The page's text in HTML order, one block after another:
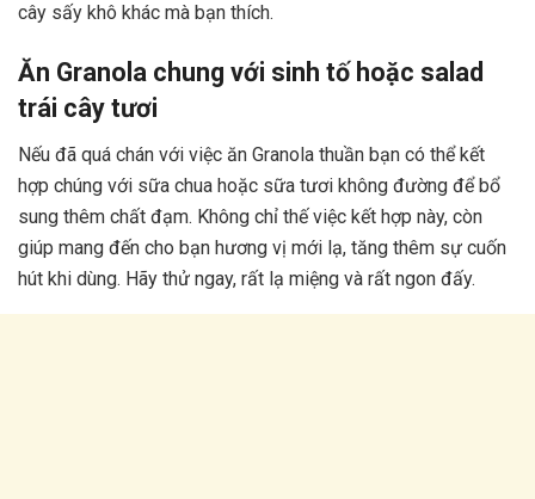
cây sấy khô khác mà bạn thích.
Ăn Granola chung với sinh tố hoặc salad
trái cây tươi
Nếu đã quá chán với việc ăn Granola thuần bạn có thể kết
hợp chúng với sữa chua hoặc sữa tươi không đường để bổ
sung thêm chất đạm. Không chỉ thế việc kết hợp này, còn
giúp mang đến cho bạn hương vị mới lạ, tăng thêm sự cuốn
hút khi dùng. Hãy thử ngay, rất lạ miệng và rất ngon đấy.